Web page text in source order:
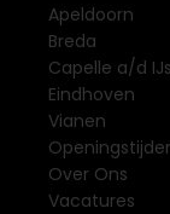
Apeldoorn
Breda
Capelle a/d
Eindhoven
Vianen
Over Ons
Vacatures